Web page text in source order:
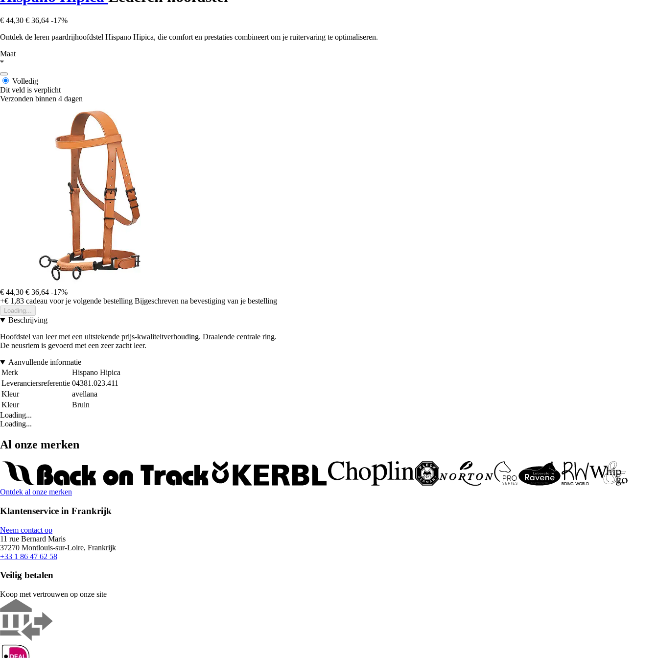
€ 44,30 € 36,64 -17%
Ontdek de leren paardrijhoofdstel Hispano Hipica, die comfort en prestaties combineert om je ruitervaring te optimaliseren.
Maat
*
Volledig
Dit veld is verplicht
Verzonden binnen 4 dagen
€ 44,30 € 36,64 -17%
+€ 1,83 cadeau voor je volgende bestelling Bijgeschreven na bevestiging van je bestelling
Loading...
Beschrijving
Hoofdstel van leer met een uitstekende prijs-kwaliteitverhouding. Draaiende centrale ring.
De neusriem is gevoerd met een zeer zacht leer.
Aanvullende informatie
Merk
Hispano Hipica
Leveranciersreferentie 04381.023.411
Kleur
avellana
Kleur
Bruin
Loading...
Loading...
Al onze merken
Ontdek al onze merken
Klantenservice in Frankrijk
Neem contact op
11 rue Bernard Maris
37270 Montlouis-sur-Loire, Frankrijk
+33 1 86 47 62 58
Veilig betalen
Koop met vertrouwen op onze site